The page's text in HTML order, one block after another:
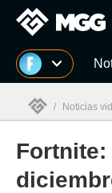
MGG
MGG
/ Noticias
Fortnite: